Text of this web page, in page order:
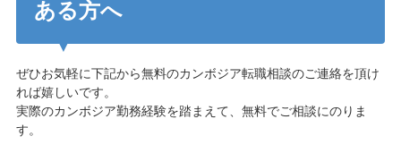
ある方へ
ぜひお気軽に下記から無料のカンボジア転職相談のご連絡を頂け
れば嬉しいです。
実際のカンボジア勤務経験を踏まえて、無料でご相談にのりま
す。